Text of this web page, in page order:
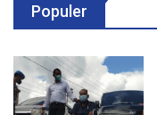
Populer